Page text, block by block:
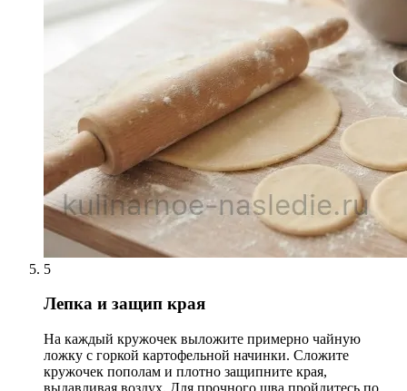
5
Лепка и защип края
На каждый кружочек выложите примерно чайную
ложку с горкой картофельной начинки. Сложите
кружочек пополам и плотно защипните края,
выдавливая воздух. Для прочного шва пройдитесь по